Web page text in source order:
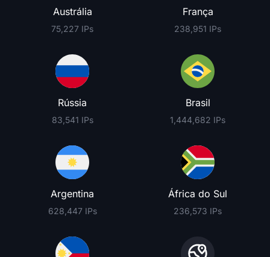
Austrália
75,227 IPs
França
238,951 IPs
Rússia
83,541 IPs
Brasil
1,444,682 IPs
Argentina
628,447 IPs
África do Sul
236,573 IPs